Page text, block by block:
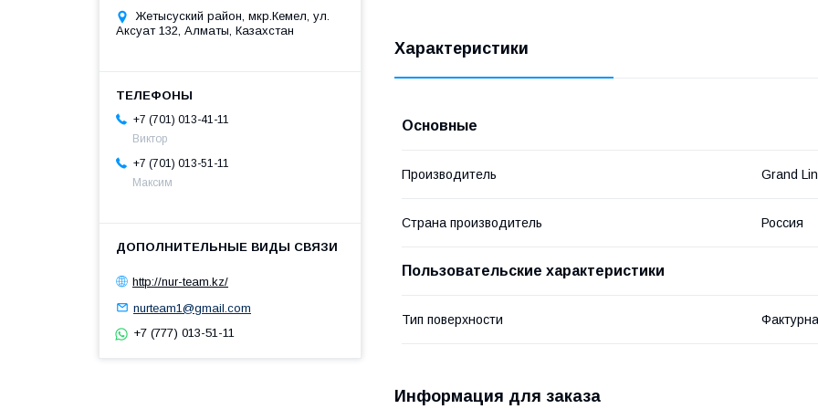
Характеристики
Основные
Производитель Grand
Страна производитель Россия
Пользовательские характеристики
Тип поверхности
Информация для заказа
Жетысуский район, мкр.Кемел, ул.
Аксуат 132, Алматы, Казахстан
+7 (701) 013-41-11
Виктор
+7 (701) 013-51-11
Максим
http://nur-team.kz/
nurteam1@gmail.com
+7 (777) 013-51-11